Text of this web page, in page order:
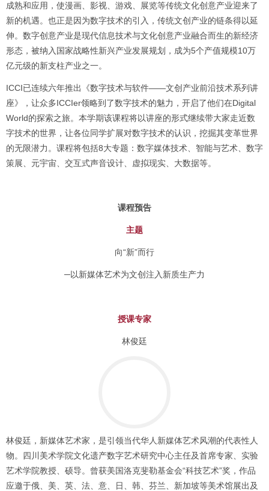
成熟和应用，使漫画、影视、游戏、展览等传统文化创意产业迎来了
新的机遇。也正是因为数字技术的引入，传统文创产业的链条得以延
伸。数字创意产业是现代信息技术与文化创意产业融合而生的新经济
形态，被纳入国家战略性新兴产业发展规划，成为5个产值规模10万
亿元级的新支柱产业之一。
ICCI已连续六年推出《数字技术与软件——文创产业前沿技术系列讲
座》，让众多ICCIer领略到了数字技术的魅力，开启了他们在Digital
World的探索之旅。本学期该课程将以讲座的形式继续带大家走近数
字技术的世界，让各位同学扩展对数字技术的认识，挖掘其变革世界
的无限潜力。课程将包括8大专题：数字媒体技术、智能与艺术、数字
策展、元宇宙、交互式声音设计、虚拟现实、大数据等。
课程预告
主题
向“新”而行
─以新媒体艺术为文创注入新质生产力
授课专家
林俊廷
林俊廷，新媒体艺术家，是引领当代华人新媒体艺术风潮的代表性人
物。四川美术学院文化遗产数字艺术研究中心主任及首席专家、实验
艺术学院教授、硕导。曾获美国洛克斐勒基金会“科技艺术”奖，作品
应邀于俄、美、英、法、意、日、韩、芬兰、新加坡等美术馆展出及